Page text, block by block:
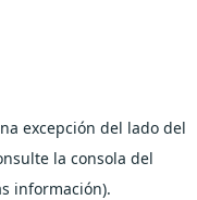
excepción del lado del
la consola del
información).